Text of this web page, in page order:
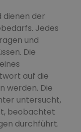
dienen der
Jedes
und
Die
auf die
werden. Die
untersucht,
beobachtet
durchführt.